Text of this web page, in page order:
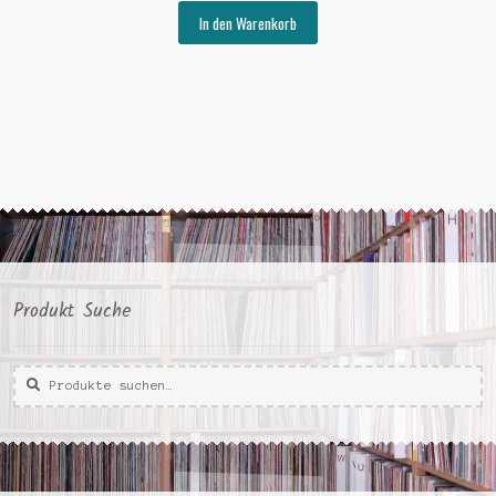
war:
€30,00
€15,00.
In den Warenkorb
Produkt Suche
Suche
nach:
Suche